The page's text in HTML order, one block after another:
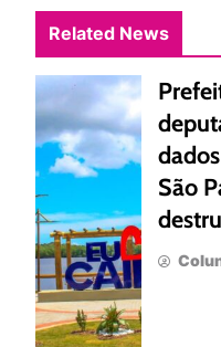
Related News
São